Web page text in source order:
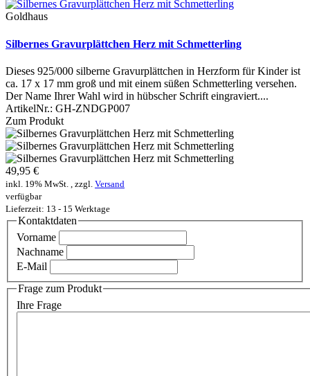
Goldhaus
Silbernes Gravurplättchen Herz mit Schmetterling
Dieses 925/000 silberne Gravurplättchen in Herzform für Kinder ist
ca. 17 x 17 mm groß und mit einem süßen Schmetterling versehen.
Der Name Ihrer Wahl wird in hübscher Schrift eingraviert....
ArtikelNr.: GH-ZNDGP007
Zum Produkt
49,95 €
inkl. 19% MwSt. , zzgl. Versand
verfügbar
Lieferzeit: 13 - 15 Werktage
Kontaktdaten
Vorname
Nachname
E-Mail
Frage zum Produkt
Ihre Frage